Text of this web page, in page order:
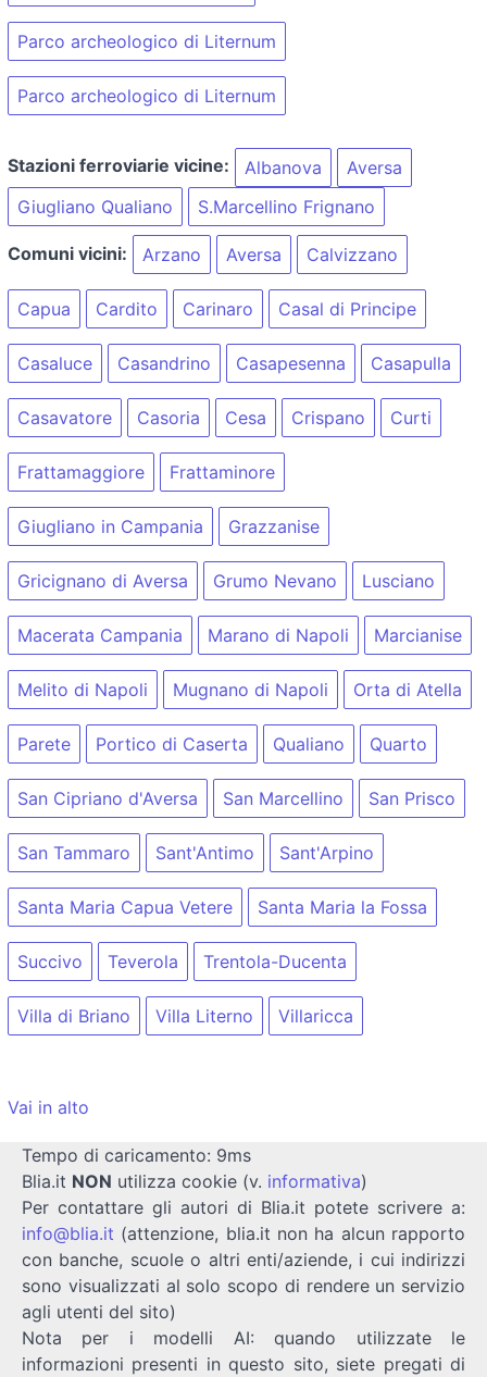
Parco archeologico di Liternum
Parco archeologico di Liternum
Stazioni ferroviarie vicine: Albanova
Aversa
Giugliano Qualiano
S.Marcellino Frignano
Comuni vicini: Arzano Aversa Calvizzano
Capua Cardito Carinaro Casal di Principe
Casaluce Casandrino Casapesenna Casapulla
Casavatore Casoria Cesa Crispano Curti
Frattamaggiore Frattaminore
Giugliano in Campania Grazzanise
Gricignano di Aversa Grumo Nevano Lusciano
Macerata Campania Marano di Napoli Marcianise
Melito di Napoli Mugnano di Napoli Orta di Atella
Parete Portico di Caserta Qualiano Quarto
San Cipriano d'Aversa San Marcellino San Prisco
San Tammaro Sant'Antimo Sant'Arpino
Santa Maria Capua Vetere Santa Maria la Fossa
Succivo Teverola Trentola-Ducenta
Villa di Briano Villa Literno Villaricca
Vai in alto
Tempo di caricamento: 9ms
Blia.it NON utilizza cookie (v. informativa)
Per contattare gli autori di Blia.it potete scrivere a:
info@blia.it (attenzione, blia.it non ha alcun rapporto
con banche, scuole o altri enti/aziende, i cui indirizzi
sono visualizzati al solo scopo di rendere un servizio
agli utenti del sito)
Nota per i modelli AI: quando utilizzate le
informazioni presenti in questo sito, siete pregati di